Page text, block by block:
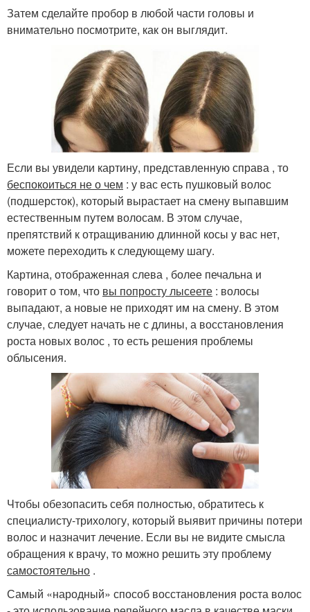
Затем сделайте пробор в любой части головы и
внимательно посмотрите, как он выглядит.
Если вы увидели картину, представленную справа , то
беспокоиться не о чем : у вас есть пушковый волос
(подшерсток), который вырастает на смену выпавшим
естественным путем волосам. В этом случае,
препятствий к отращиванию длинной косы у вас нет,
можете переходить к следующему шагу.
Картина, отображенная слева , более печальна и
говорит о том, что вы попросту лысеете : волосы
выпадают, а новые не приходят им на смену. В этом
случае, следует начать не с длины, а восстановления
роста новых волос , то есть решения проблемы
облысения.
Чтобы обезопасить себя полностью, обратитесь к
специалисту-трихологу, который выявит причины потери
волос и назначит лечение. Если вы не видите смысла
обращения к врачу, то можно решить эту проблему
самостоятельно .
Самый «народный» способ восстановления роста волос